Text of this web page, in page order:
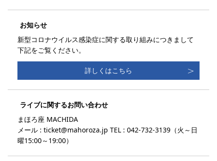
お知らせ
新型コロナウイルス感染症に関する取り組みにつきまして
下記をご覧ください。
詳しくはこちら
ライブに関するお問い合わせ
まほろ座 MACHIDA
メール : ticket@mahoroza.jp TEL : 042-732-3139（火～日
曜15:00～19:00）